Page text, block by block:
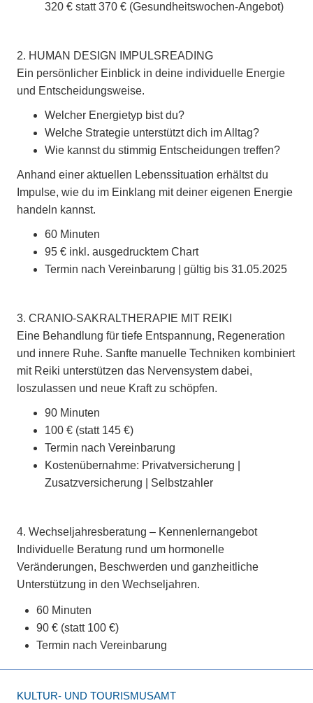
320 € statt 370 € (Gesundheitswochen-Angebot)
2. HUMAN DESIGN IMPULSREADING
Ein persönlicher Einblick in deine individuelle Energie
und Entscheidungsweise.
Welcher Energietyp bist du?
Welche Strategie unterstützt dich im Alltag?
Wie kannst du stimmig Entscheidungen treffen?
Anhand einer aktuellen Lebenssituation erhältst du
Impulse, wie du im Einklang mit deiner eigenen Energie
handeln kannst.
60 Minuten
95 € inkl. ausgedrucktem Chart
Termin nach Vereinbarung | gültig bis 31.05.2025
3. CRANIO-SAKRALTHERAPIE MIT REIKI
Eine Behandlung für tiefe Entspannung, Regeneration
und innere Ruhe. Sanfte manuelle Techniken kombiniert
mit Reiki unterstützen das Nervensystem dabei,
loszulassen und neue Kraft zu schöpfen.
90 Minuten
100 € (statt 145 €)
Termin nach Vereinbarung
Kostenübernahme: Privatversicherung |
Zusatzversicherung | Selbstzahler
4. Wechseljahresberatung – Kennenlernangebot
Individuelle Beratung rund um hormonelle
Veränderungen, Beschwerden und ganzheitliche
Unterstützung in den Wechseljahren.
60 Minuten
90 € (statt 100 €)
Termin nach Vereinbarung
KULTUR- UND TOURISMUSAMT